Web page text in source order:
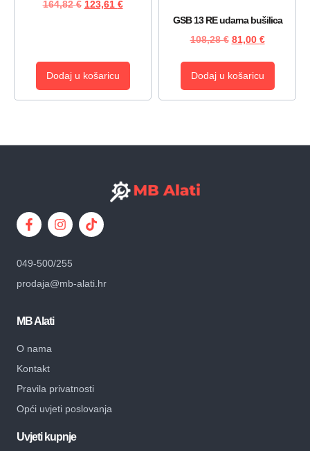
164,82€ 123,61 €
Dodaj u košaricu
GSB 13 RE udarna bušilica
108,28€ 81,00 €
Dodaj u košaricu
049-500/255
prodaja@mb-alati.hr
MB Alati
O nama
Kontakt
Pravila privatnosti
Opći uvjeti poslovanja
Uvjeti kupnje